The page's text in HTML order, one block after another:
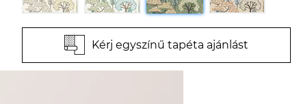
Kérj egyszínű tapéta ajánlást